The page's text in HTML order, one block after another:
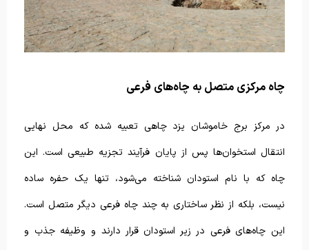
چاه مرکزی متصل به چاه‌های فرعی
در مرکز برج خاموشان یزد چاهی تعبیه شده که محل نهایی
انتقال استخوان‌ها پس از پایان فرآیند تجزیه طبیعی است. این
چاه که با نام استودان شناخته می‌شود، تنها یک حفره ساده
نیست، بلکه از نظر ساختاری به چند چاه فرعی دیگر متصل است.
این چاه‌های فرعی در زیر استودان قرار دارند و وظیفه جذب و